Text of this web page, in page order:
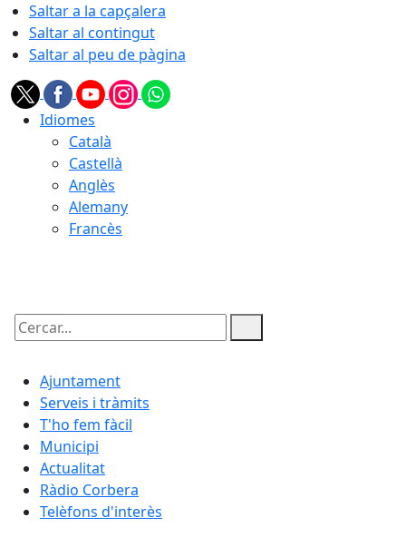
Saltar a la capçalera
Saltar al contingut
Saltar al peu de pàgina
Idiomes
Català
Castellà
Anglès
Alemany
Francès
Cercar:
Ajuntament
Serveis i tràmits
T'ho fem fàcil
Municipi
Actualitat
Ràdio Corbera
Telèfons d'interès